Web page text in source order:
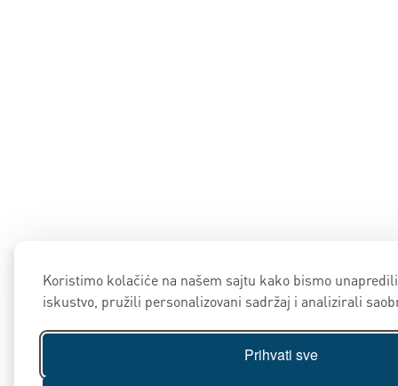
Koristimo kolačiće na našem sajtu kako bismo
iskustvo, pružili personalizovani sadržaj i analizirali
Prihvati sve